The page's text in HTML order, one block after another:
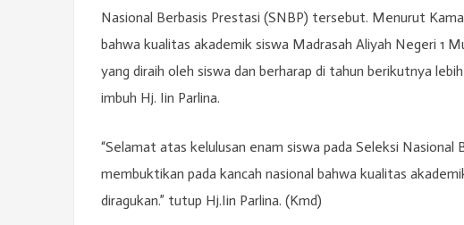
Nasional Berbasis Prestasi (SNBP) tersebut. Menurut
bahwa kualitas akademik siswa Madrasah Aliyah Negeri 1
yang diraih oleh siswa dan berharap di tahun berikutnya
imbuh Hj. Iin Parlina.
“Selamat atas kelulusan enam siswa pada Seleksi
membuktikan pada kancah nasional bahwa kualitas
diragukan.” tutup Hj.Iin Parlina. (Kmd)